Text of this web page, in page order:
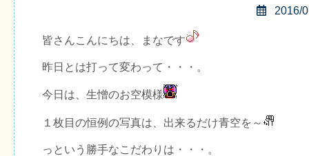
2016/
皆さんこんにちは、まなです
昨日とは打って変わって・・・。
今日は、生憎のお空模様
１枚目の恒例の写真は、出来るだけ青空を～
っという勝手なこだわりは・・・。